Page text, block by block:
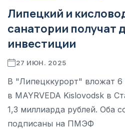
Липецкий и
санатории получат
инвестиции
27 ИЮН. 2025
В "Липецккурорт" вложат 6
в MAYRVEDA Kislovodsk в
1,3 миллиарда рублей. Оба
подписаны на ПМЭФ